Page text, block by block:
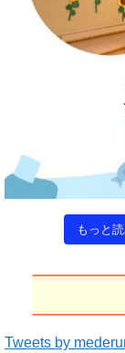
もっと
Tweets by